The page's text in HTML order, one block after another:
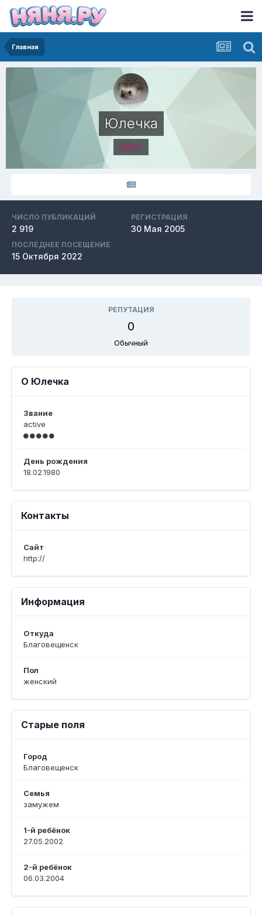
Главная
Юлечка
active
ЧИСЛО ПУБЛИКАЦИЙ
2 919
РЕГИСТРАЦИЯ
30 Мая 2005
ПОСЛЕДНЕЕ ПОСЕЩЕНИЕ
15 Октября 2022
РЕПУТАЦИЯ
0
Обычный
О Юлечка
Звание
active
День рождения
18.02.1980
Контакты
Сайт
http://
Информация
Откуда
Благовещенск
Пол
женский
Старые поля
Город
Благовещенск
Семья
замужем
1-й ребёнок
27.05.2002
2-й ребёнок
06.03.2004